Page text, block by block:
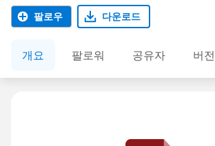
팔로우 다운로드
개요 팔로워 공유자 버전